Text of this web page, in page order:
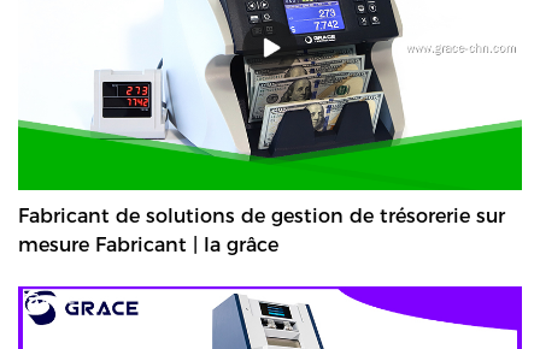
Fabricant de solutions de gestion de trésorerie sur
mesure Fabricant | la grâce